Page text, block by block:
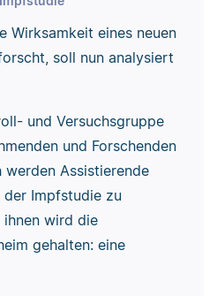
Wirksamkeit eines neuen
soll nun analysiert
und Versuchsgruppe
und Forschenden
Assistierende
Impfstudie zu
ihnen wird die
gehalten: eine